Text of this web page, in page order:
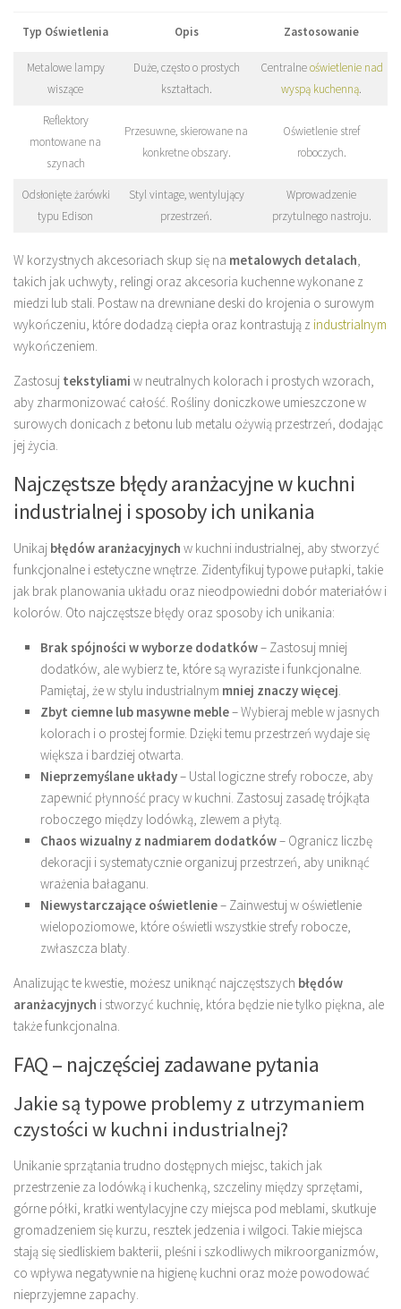
Typ Oświetlenia Opis Zastosowanie
Metalowe lampy
wiszące
Duże, często o prostych
kształtach.
Centralneoświetlenie nad
wyspą kuchenną.
Reflektory
montowane na
szynach
Przesuwne, skierowane na
konkretne obszary.
Oświetlenie stref
roboczych.
Odsłonięte żarówki
typu Edison
Styl vintage, wentylujący
przestrzeń.
Wprowadzenie
przytulnego nastroju.
W korzystnych akcesoriach skup się na metalowych detalach,
takich jak uchwyty, relingi oraz akcesoria kuchenne wykonane z
miedzi lub stali. Postaw na drewniane deski do krojenia o surowym
wykończeniu, które dodadzą ciepła oraz kontrastują z industrialnym
wykończeniem.
Zastosuj tekstyliami w neutralnych kolorach i prostych wzorach,
aby zharmonizować całość. Rośliny doniczkowe umieszczone w
surowych donicach z betonu lub metalu ożywią przestrzeń, dodając
jej życia.
Najczęstsze błędy aranżacyjne w kuchni
industrialnej i sposoby ich unikania
Unikaj błędów aranżacyjnych w kuchni industrialnej, aby stworzyć
funkcjonalne i estetyczne wnętrze. Zidentyfikuj typowe pułapki, takie
jak brak planowania układu oraz nieodpowiedni dobór materiałów i
kolorów. Oto najczęstsze błędy oraz sposoby ich unikania:
Brak spójności w wyborze dodatków– Zastosuj mniej
dodatków, ale wybierz te, które są wyraziste i funkcjonalne.
Pamiętaj, że w stylu industrialnym mniej znaczy więcej.
Zbyt ciemne lub masywne meble– Wybieraj meble w jasnych
kolorach i o prostej formie. Dzięki temu przestrzeń wydaje się
większa i bardziej otwarta.
Nieprzemyślane układy– Ustal logiczne strefy robocze, aby
zapewnić płynność pracy w kuchni. Zastosuj zasadę trójkąta
roboczego między lodówką, zlewem a płytą.
Chaos wizualny z nadmiarem dodatków– Ogranicz liczbę
dekoracji i systematycznie organizuj przestrzeń, aby uniknąć
wrażenia bałaganu.
Niewystarczające oświetlenie– Zainwestuj w oświetlenie
wielopoziomowe, które oświetli wszystkie strefy robocze,
zwłaszcza blaty.
Analizując te kwestie, możesz uniknąć najczęstszych błędów
aranżacyjnych i stworzyć kuchnię, która będzie nie tylko piękna, ale
także funkcjonalna.
FAQ – najczęściej zadawane pytania
Jakie są typowe problemy z utrzymaniem
czystości w kuchni industrialnej?
Unikanie sprzątania trudno dostępnych miejsc, takich jak
przestrzenie za lodówką i kuchenką, szczeliny między sprzętami,
górne półki, kratki wentylacyjne czy miejsca pod meblami, skutkuje
gromadzeniem się kurzu, resztek jedzenia i wilgoci. Takie miejsca
stają się siedliskiem bakterii, pleśni i szkodliwych mikroorganizmów,
co wpływa negatywnie na higienę kuchni oraz może powodować
nieprzyjemne zapachy.